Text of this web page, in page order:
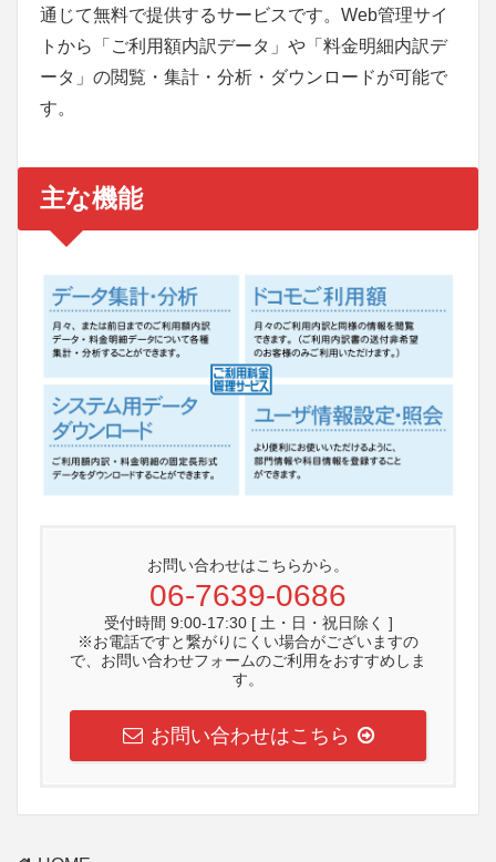
通じて無料で提供するサービスです。Web管理サイ
トから「ご利用額内訳データ」や「料金明細内訳デ
ータ」の閲覧・集計・分析・ダウンロードが可能で
す。
主な機能
お問い合わせはこちらから。
06-7639-0686
受付時間 9:00-17:30 [ 土・日・祝日除く ]
※お電話ですと繋がりにくい場合がございますの
で、お問い合わせフォームのご利用をおすすめしま
す。
お問い合わせはこちら